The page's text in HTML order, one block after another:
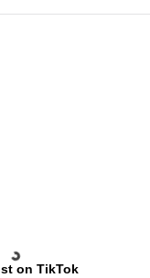
on TikTok